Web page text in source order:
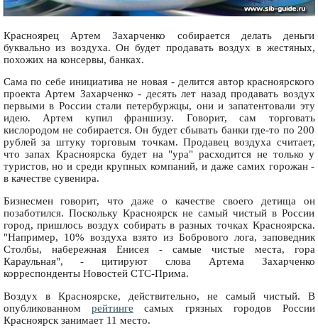
Красноярец Артем Захарченко собирается делать деньги
буквально из воздуха. Он будет продавать воздух в жестяных,
похожих на консервы, банках.
Сама по себе инициатива не новая - делится автор красноярского
проекта Артем Захарченко - десять лет назад продавать воздух
первыми в России стали петербуржцы, они и запатентовали эту
идею. Артем купил франшизу. Говорит, сам торговать
кислородом не собирается. Он будет сбывать банки где-то по 200
рублей за штуку торговым точкам. Продавец воздуха считает,
что запах Красноярска будет на "ура" расходится не только у
туристов, но и среди крупных компаний, и даже самих горожан -
в качестве сувенира.
Бизнесмен говорит, что даже о качестве своего детища он
позаботился. Поскольку Красноярск не самый чистый в России
город, пришлось воздух собирать в разных точках Красноярска.
"Например, 10% воздуха взято из Бобрового лога, заповедник
Столбы, набережная Енисея - самые чистые места, гора
Караульная", - цитируют слова Артема Захарченко
корреспонденты Новостей СТС-Прима.
Воздух в Красноярске, действительно, не самый чистый. В
опубликованном рейтинге самых грязных городов России
Красноярск занимает 11 место.